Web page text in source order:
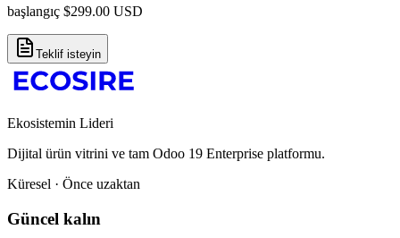
başlangıç $299.00 USD
Teklif isteyin
Ekosistemin Lideri
Dijital ürün vitrini ve tam Odoo 19 Enterprise platformu.
Küresel · Önce uzaktan
Güncel kalın